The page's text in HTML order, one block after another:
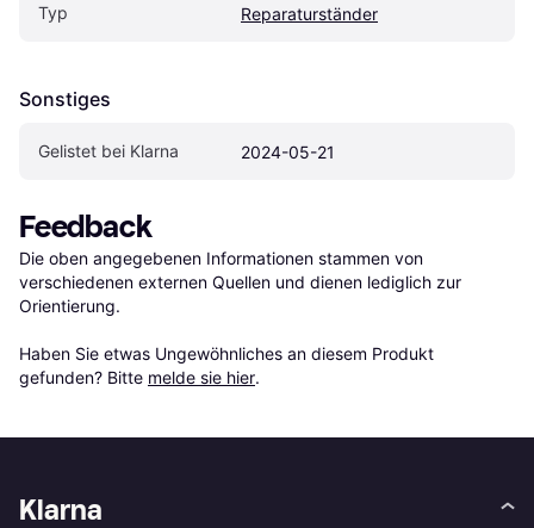
Typ Reparaturständer
Sonstiges
Gelistet bei Klarna 2024-05-21
Feedback
Die oben angegebenen Informationen stammen von
verschiedenen externen Quellen und dienen lediglich zur
Orientierung.
Haben Sie etwas Ungewöhnliches an diesem Produkt
gefunden? Bitte melde sie hier.
Klarna